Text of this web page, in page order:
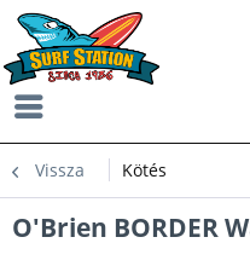
Vissza Kötés
O'Brien BORDER